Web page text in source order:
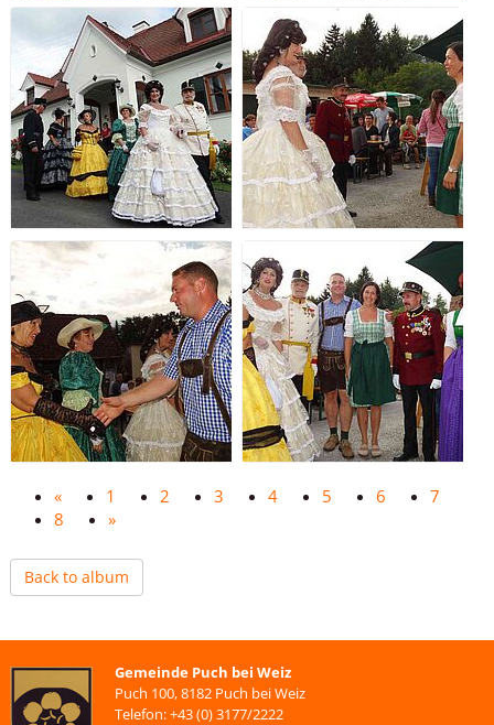
« 1 2 3 4 5 6
7
8
»
Back to album
Gemeinde Puch bei Weiz
Puch 100, 8182 Puch bei Weiz
Telefon: +43 (0) 3177/2222